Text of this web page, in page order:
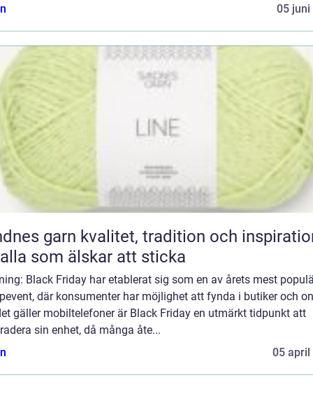
05 juni
kvalitet, tradition och inspiration
som älskar att sticka
Black Friday har etablerat sig som en av årets mest
där konsumenter har möjlighet att fynda i butiker och
gäller mobiltelefoner är Black Friday en utmärkt tidpunkt att
sin enhet, då många åte...
05 april